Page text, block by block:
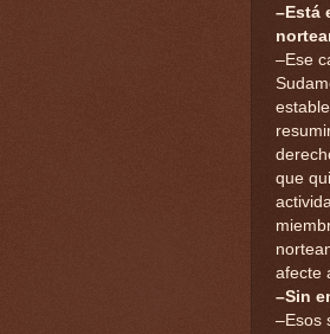
–Está
–Ese
que
afecte
–Sin
–Esos